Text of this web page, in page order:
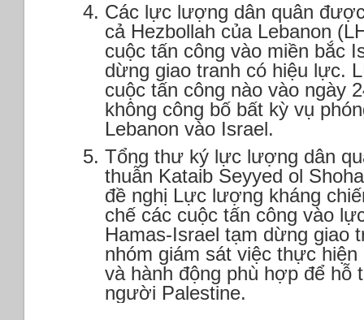
Các lực lượng dân quân
cả Hezbollah của Lebanon
cuộc tấn công vào miền bắc
dừng giao tranh có hiệu lực.
cuộc tấn công nào vào ngày
không công bố bất kỳ vụ
Lebanon vào Israel.
Tổng thư ký lực lượng dân
thuẫn Kataib Seyyed ol
đề nghị Lực lượng kháng
chế các cuộc tấn công vào
Hamas-Israel tạm dừng giao
nhóm giám sát việc thực
và hành động phù hợp để hỗ
người Palestine.